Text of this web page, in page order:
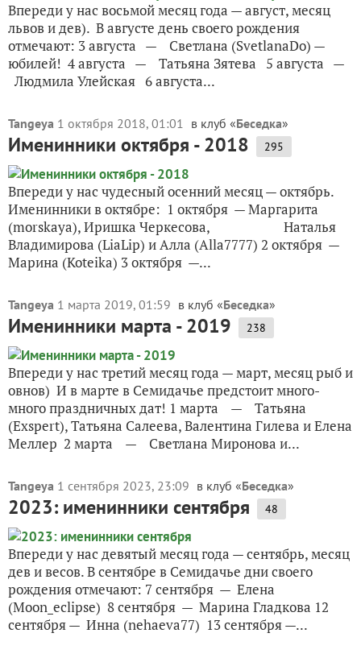
Впереди у нас восьмой месяц года — август, месяц
львов и дев). В августе день своего рождения
отмечают: 3 августа — Светлана (SvetlanaDo) —
юбилей! 4 августа — Татьяна Зятева 5 августа —
Людмила Улейская 6 августа...
Tangeya 1 октября 2018, 01:01 в клуб «Беседка»
Именинники октября - 2018 295
Впереди у нас чудесный осенний месяц — октябрь.
Именинники в октябре: 1 октября — Маргарита
(morskaya), Иришка Черкесова, Наталья
Владимирова (LiaLip) и Алла (Alla7777) 2 октября —
Марина (Koteika) 3 октября —...
Tangeya 1 марта 2019, 01:59 в клуб «Беседка»
Именинники марта - 2019 238
Впереди у нас третий месяц года — март, месяц рыб и
овнов) И в марте в Семидачье предстоит много-
много праздничных дат! 1 марта — Татьяна
(Exspert), Татьяна Салеева, Валентина Гилева и Елена
Меллер 2 марта — Светлана Миронова и...
Tangeya 1 сентября 2023, 23:09 в клуб «Беседка»
2023: именинники сентября 48
Впереди у нас девятый месяц года — сентябрь, месяц
дев и весов. В сентябре в Семидачье дни своего
рождения отмечают: 7 сентября — Елена
(Moon_eclipse) 8 сентября — Марина Гладкова 12
сентября — Инна (nehaeva77) 13 сентября —...